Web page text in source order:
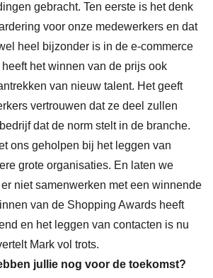
gebracht. Ten eerste is het denk
voor onze medewerkers en dat
heel bijzonder is in de e-commerce
het winnen van de prijs ook
van nieuw talent. Het geeft
vertrouwen dat ze deel zullen
dat de norm stelt in de branche.
ons geholpen bij het leggen van
grote organisaties. En laten we
niet samenwerken met een winnende
van de Shopping Awards heeft
en het leggen van contacten is nu
Mark vol trots.
jullie nog voor de toekomst?